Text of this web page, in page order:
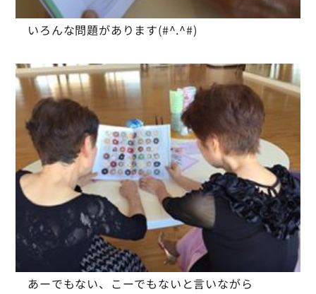
いろんな問題があります(#^.^#)
あーでもない、こーでもないと言いながら